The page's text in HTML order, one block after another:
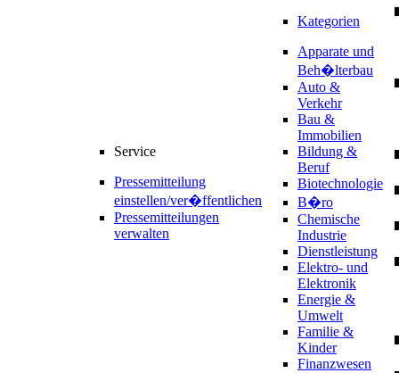
Service
Pressemitteilung
einstellen/ver�ffentlichen
Pressemitteilungen
verwalten
Kategorien
Apparate und
Beh�lterbau
Auto &
Verkehr
Bau &
Immobilien
Bildung &
Beruf
Biotechnologie
B�ro
Chemische
Industrie
Dienstleistung
Elektro- und
Elektronik
Energie &
Umwelt
Familie &
Kinder
Finanzwesen